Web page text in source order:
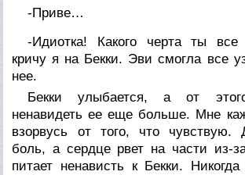
-Приве…
-Идиотка! Какого черта ты все
кричу я на Бекки. Эви смогла все
нее.
Бекки улыбается, а от
ненавидеть ее еще больше. Мне
взорвусь от того, что чувствую.
боль, а сердце рвет на части из-
питает ненависть к Бекки.